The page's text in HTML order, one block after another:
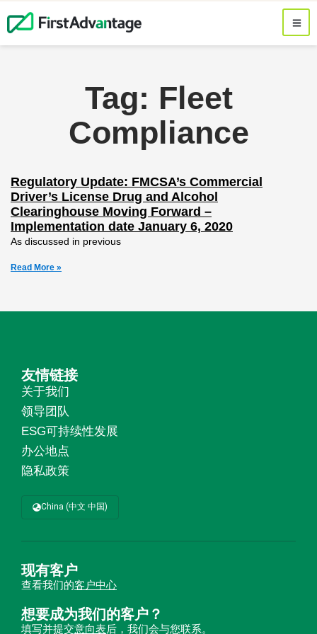
Tag: Fleet
Compliance
Regulatory Update: FMCSA’s Commercial
Driver’s License Drug and Alcohol
Clearinghouse Moving Forward –
Implementation date January 6, 2020
As discussed in previous
Read More »
友情链接
关于我们
领导团队
ESG可持续性发展
办公地点
隐私政策
China (中文 中国)
现有客户
查看我们的客户中心
想要成为我们的客户？
填写并提交意向表后，我们会与您联系。